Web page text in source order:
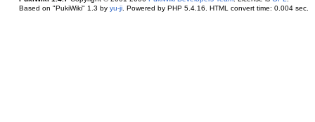
Based on "PukiWiki" 1.3 by yu-ji. Powered by PHP 5.4.16. HTML convert time: 0.004 sec.